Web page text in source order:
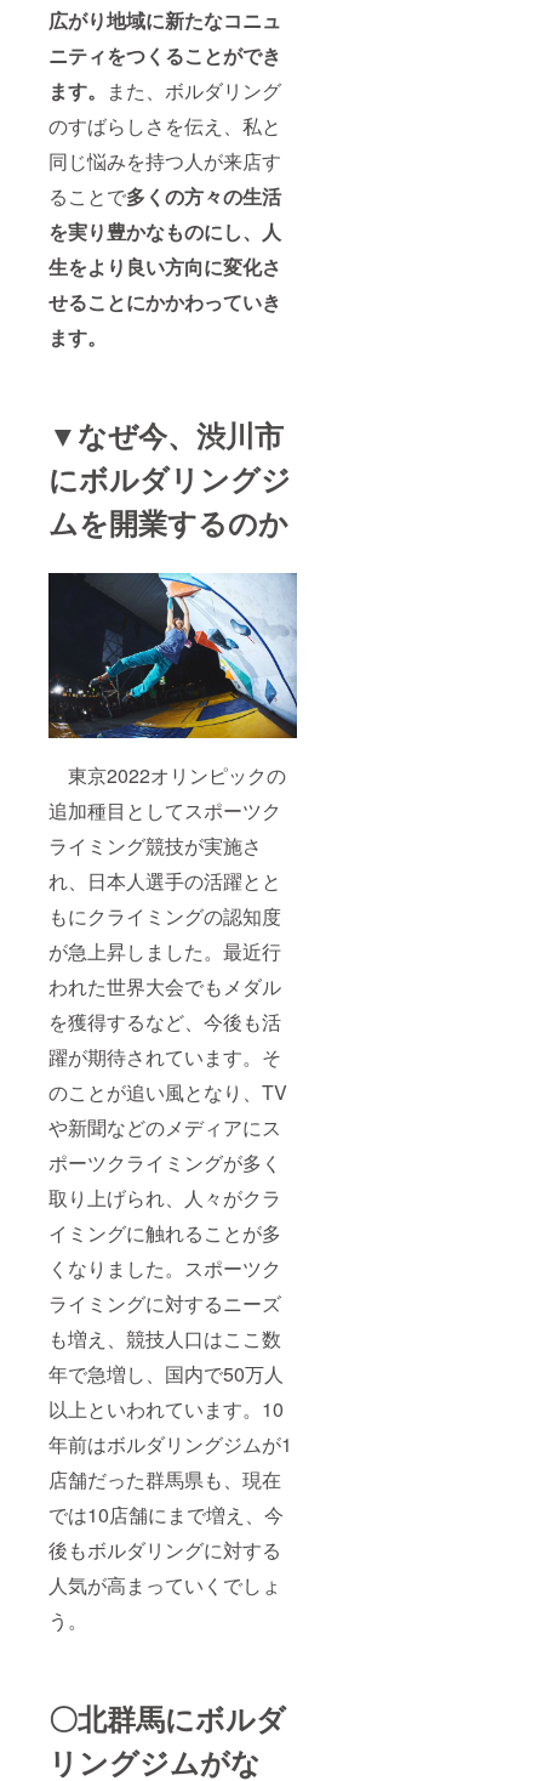
広がり地域に新たなコニュ
ニティをつくることができ
ます。 また、ボルダリング
のすばらしさを伝え、私と
同じ悩みを持つ人が来店す
ることで多くの方々の生活
を実り豊かなものにし、人
生をより良い方向に変化さ
せることにかかわっていき
ます。
▼なぜ今、渋川市
にボルダリングジ
ムを開業するのか
東京2022オリンピックの
追加種目としてスポーツク
ライミング競技が実施さ
れ、日本人選手の活躍とと
もにクライミングの認知度
が急上昇しました。最近行
われた世界大会でもメダル
を獲得するなど、今後も活
躍が期待されています。そ
のことが追い風となり、TV
や新聞などのメディアにス
ポーツクライミングが多く
取り上げられ、人々がクラ
イミングに触れることが多
くなりました。スポーツク
ライミングに対するニーズ
も増え、競技人口はここ数
年で急増し、国内で50万人
以上といわれています。10
年前はボルダリングジムが1
店舗だった群馬県も、現在
では10店舗にまで増え、今
後もボルダリングに対する
人気が高まっていくでしょ
う。
〇北群馬にボルダ
リングジムがな